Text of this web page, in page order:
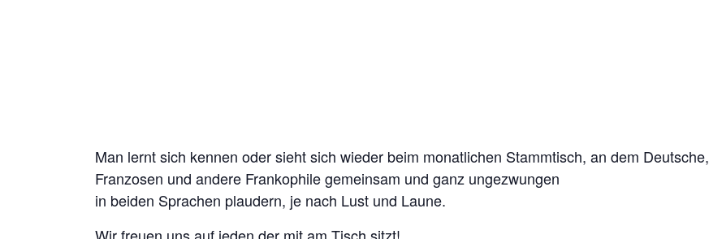
Man lernt sich kennen oder sieht sich wieder beim monatlichen Stammtisch, an dem Deutsche,
Franzosen und andere Frankophile gemeinsam und ganz ungezwungen
in beiden Sprachen plaudern, je nach Lust und Laune.